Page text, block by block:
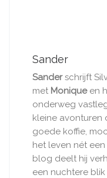
Sander
Sanderschrijft
met Moniqueen
onderweg
kleine avonturen
goede koffie,
het leven nét
blog deelt hij
een nuchtere